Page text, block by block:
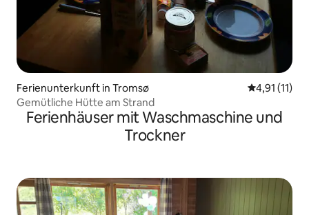
Ferienunterkunft in Tromsø
4,91 (11)
Gemütliche Hütte am Strand
Ferienhäuser mit Waschmaschine und
Trockner